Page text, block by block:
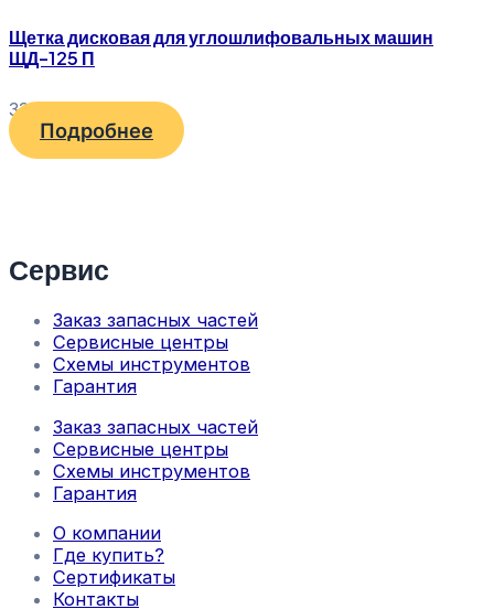
Щетка дисковая для углошлифовальных машин
ЩД-125 П
330
Подробнее
Сервис
Заказ запасных частей
Сервисные центры
Схемы инструментов
Гарантия
Заказ запасных частей
Сервисные центры
Схемы инструментов
Гарантия
О компании
Где купить?
Сертификаты
Контакты